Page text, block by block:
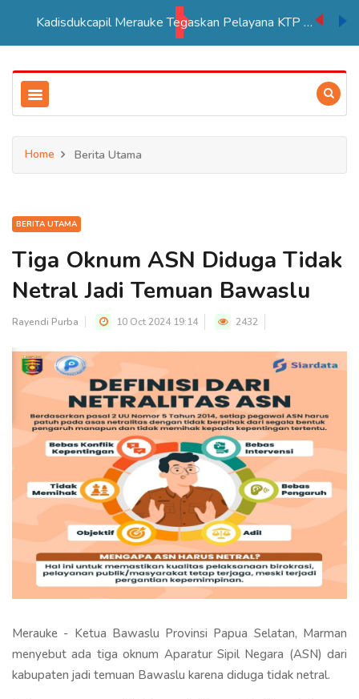
Kadisdukcapil Merauke Tegaskan Pelayana KTP Sesuai SOP
Home Berita Utama
BERITA UTAMA
Tiga Oknum ASN Diduga Tidak
Netral Jadi Temuan Bawaslu
Rayendi Purba 10 Oct 2024 19:14 2432
Merauke - Ketua Bawaslu Provinsi Papua Selatan, Marman
menyebut ada tiga oknum Aparatur Sipil Negara (ASN) dari
kabupaten jadi temuan Bawaslu karena diduga tidak netral.